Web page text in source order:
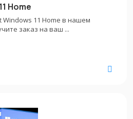
Home
11 Home в нашем
заказ на ваш ...